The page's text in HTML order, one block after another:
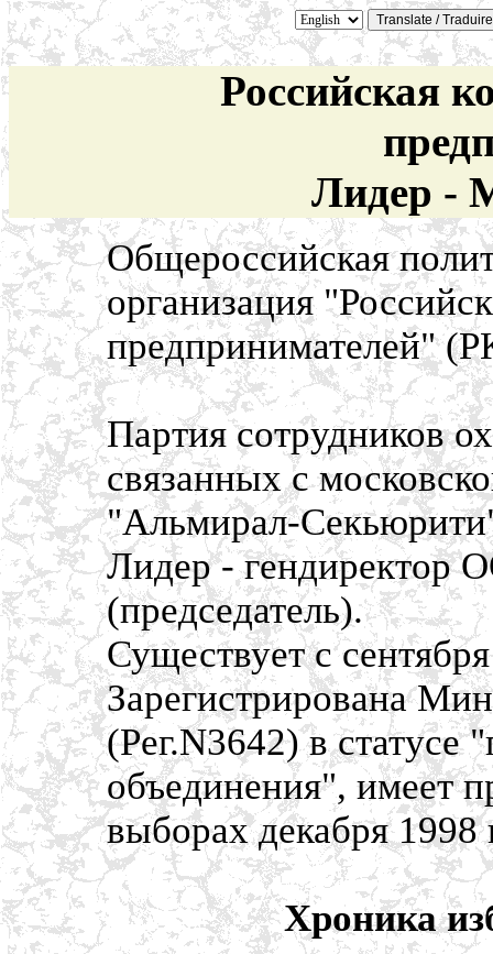
Российская
Лидер -
Общероссийская
организация
предпринимателей"
Партия сотрудников
связанных с
"Альмирал-
Лидер - гендиректор
(председатель).
Существует с
Зарегистрирована
(Рег.N3642) в статусе
объединения", имеет
выборах декабря 1998
Хроника